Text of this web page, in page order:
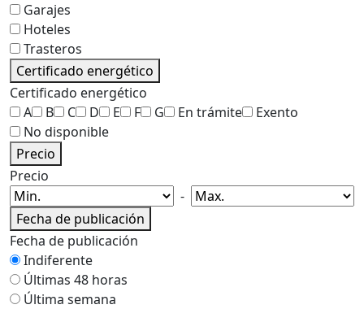
Garajes
Hoteles
Trasteros
Certificado energético
Certificado energético
A
B C D E F G En trámite
Exento
No disponible
Precio
Precio
-
Fecha de publicación
Fecha de publicación
Indiferente
Últimas 48 horas
Última semana